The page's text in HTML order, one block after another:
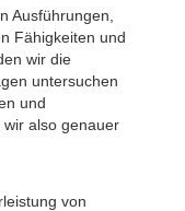
Ausführungen,
Fähigkeiten und
wir die
untersuchen
und
also genauer
von